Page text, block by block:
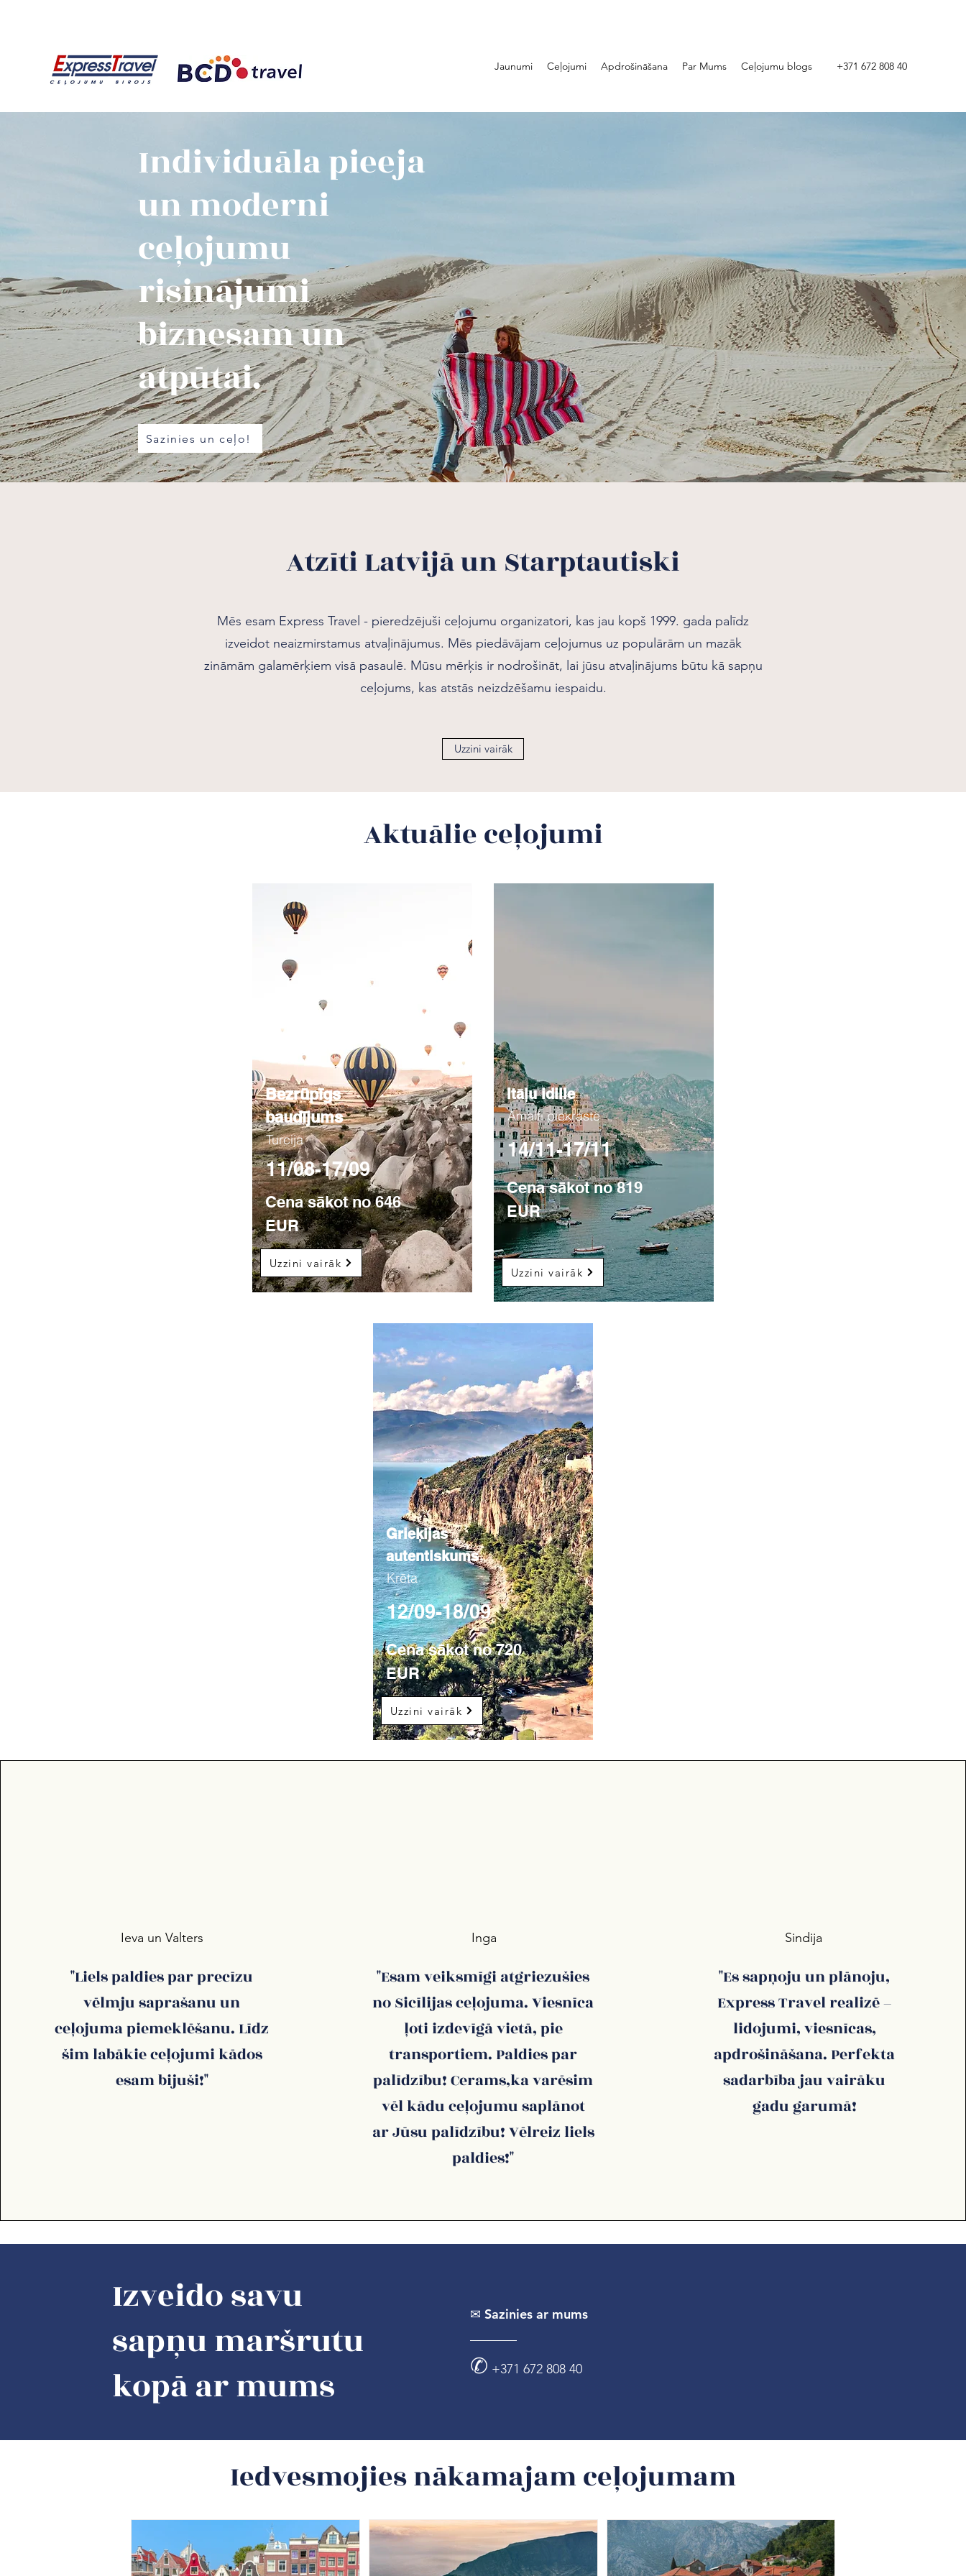
Jaunumi Ceļojumi Apdrošināšana Par Mums Ceļojumu blogs +371 672 808 40
Individuāla pieeja
un moderni
ceļojumu
risinājumi
biznesam un
atpūtai.
Sazinies un ceļo!
Atzīti Latvijā un Starptautiski
Mēs esam Express Travel - pieredzējuši ceļojumu organizatori, kas jau kopš 1999. gada palīdz
izveidot neaizmirstamus atvaļinājumus. Mēs piedāvājam ceļojumus uz populārām un mazāk
zināmām galamērķiem visā pasaulē. Mūsu mērķis ir nodrošināt, lai jūsu atvaļinājums būtu kā sapņu
ceļojums, kas atstās neizdzēšamu iespaidu.
Uzzini vairāk
Aktuālie ceļojumi
Bezrūpīgs
baudījums
Turcija
11/08-17/09
Cena sākot no 646
EUR
Uzzini vairāk
Itāļu idille
Amalfi piekraste
14/11-17/11
Cena sākot no 819
EUR
Uzzini vairāk
Grieķijas
autentiskums
Krēta
12/09-18/09
Cena sākot no 720
EUR
Uzzini vairāk
Ieva un Valters
"Liels paldies par precīzu
vēlmju saprašanu un
ceļojuma piemeklēšanu. Līdz
šim labākie ceļojumi kādos
esam bijuši!"
Inga
"Esam veiksmīgi atgriezušies
no Sicīlijas ceļojuma. Viesnīca
ļoti izdevīgā vietā, pie
transportiem. Paldies par
palīdzību! Cerams,ka varēsim
vēl kādu ceļojumu saplānot
ar Jūsu palīdzību! Vēlreiz liels
paldies!"
Sindija
"Es sapņoju un plānoju,
Express Travel realizē –
lidojumi, viesnīcas,
apdrošināšana. Perfekta
sadarbība jau vairāku
gadu garumā!
Izveido savu
sapņu maršrutu
kopā ar mums
✉ Sazinies ar mums
✆ +371 672 808 40
​​Iedvesmojies nākamajam ceļojumam